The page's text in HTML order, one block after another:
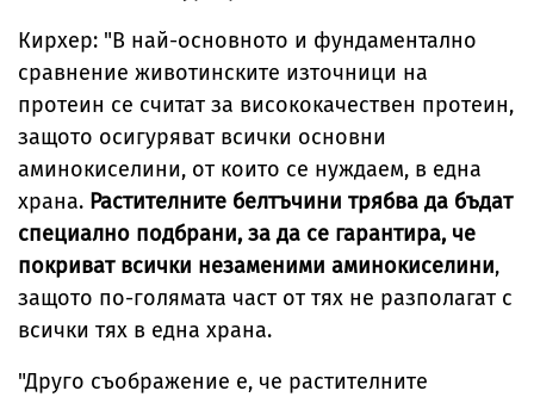
Кирхер: "В най-основното и фундаментално
сравнение животинските източници на
протеин се считат за висококачествен протеин,
защото осигуряват всички основни
аминокиселини, от които се нуждаем, в една
храна. Растителните белтъчини трябва да бъдат
специално подбрани, за да се гарантира, че
покриват всички незаменими аминокиселини,
защото по-голямата част от тях не разполагат с
всички тях в една храна.
"Друго съображение е, че растителните